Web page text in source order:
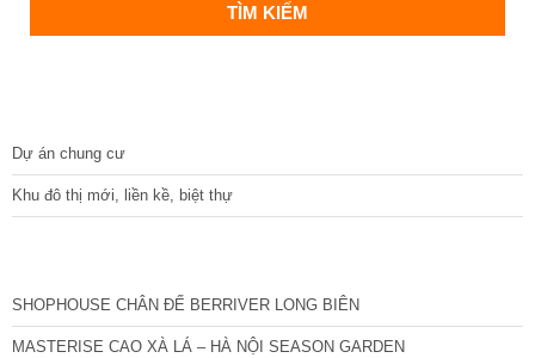
Dự án chung cư
Khu đô thị mới, liền kề, biệt thự
SHOPHOUSE CHÂN ĐẾ BERRIVER LONG BIÊN
MASTERISE CAO XÀ LÁ – HÀ NỘI SEASON GARDEN